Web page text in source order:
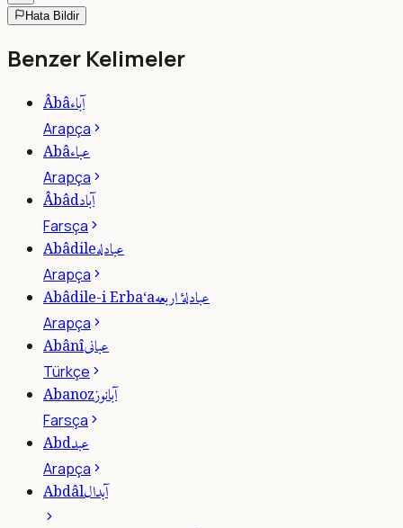
Hata Bildir
Benzer Kelimeler
Âbâآباء
Arapça
Abâعباء
Arapça
Âbâdآباد
Farsça
Abâdileعبادله
Arapça
Abâdile-i Erba‘aعبادلۀ اربعه
Arapça
Abânîعبانى
Türkçe
Abanozآبانوز
Farsça
Abdعبد
Arapça
Abdâlآبدال